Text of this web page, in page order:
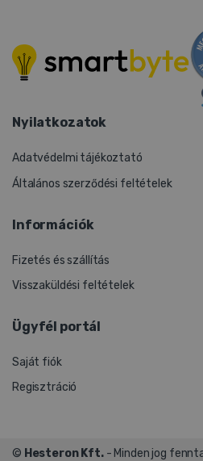
Nyilatkozatok
Adatvédelmi tájékoztató
Általános szerződési feltételek
Információk
Fizetés és szállítás
Visszaküldési feltételek
Ügyfél portál
Saját fiók
Regisztráció
© Hesteron Kft.- Minden jog